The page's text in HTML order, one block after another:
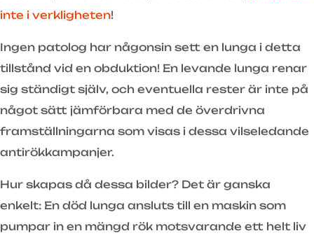
inte i verkligheten!
Ingen patolog har någonsin sett en lunga i detta
tillstånd vid en obduktion! En levande lunga renar
sig ständigt själv, och eventuella rester är inte på
något sätt jämförbara med de överdrivna
framställningarna som visas i dessa vilseledande
antirökkampanjer.
Hur skapas då dessa bilder? Det är ganska
enkelt: En död lunga ansluts till en maskin som
pumpar in en mängd rök motsvarande ett helt liv